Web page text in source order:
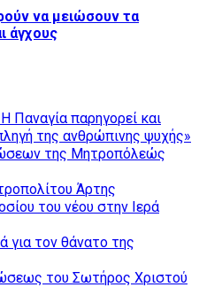
να μειώσουν τα
άγχους
Παναγία παρηγορεί και
της ανθρώπινης ψυχής»
της Μητροπόλεώς
Άρτης
του νέου στην Ιερά
για τον θάνατο της
του Σωτήρος Χριστού